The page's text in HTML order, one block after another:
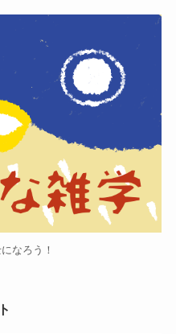
なろう！